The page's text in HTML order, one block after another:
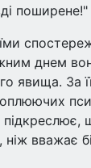
поширене!"
днем
явища. За
вважає